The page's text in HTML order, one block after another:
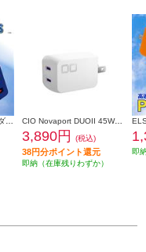
CIO Novaport DUOII 45W2C ホワイト(第2世代) CIO-G45W2C-N2-WH
3,890円 (税込)
38円分ポイント還元
即納（在庫残りわずか）
即